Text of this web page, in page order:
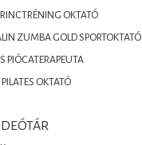
OKTATÓ
ZUMBA GOLD SPORTOKTATÓ
PIÓCATERAPEUTA
OKTATÓ